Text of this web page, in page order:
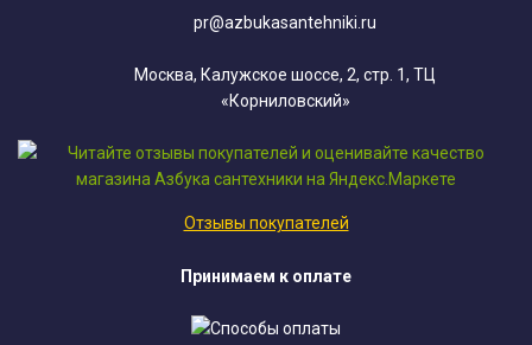
pr@azbukasantehniki.ru
Москва, Калужское шоссе, 2, стр. 1, ТЦ
«Корниловский»
Отзывы покупателей
Принимаем к оплате